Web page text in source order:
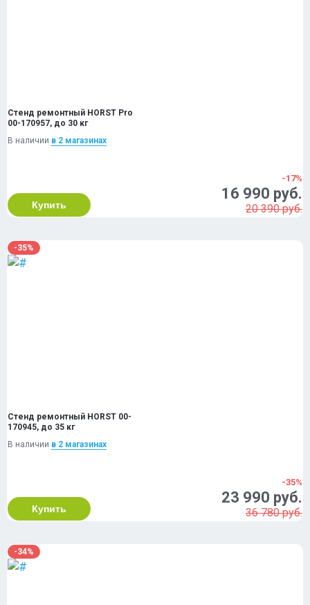
Стенд ремонтный HORST Pro
00-170957, до 30 кг
В наличии в 2 магазинах
Купить
-17%
16 990 руб.
20 390 руб.
-35%
Стенд ремонтный HORST 00-
170945, до 35 кг
В наличии в 2 магазинах
Купить
-35%
23 990 руб.
36 780 руб.
-34%